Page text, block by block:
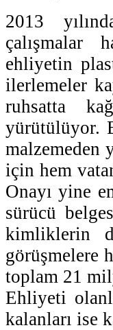
2013
çalışmalar
ehliyetin
ilerlemeler
ruhsatta
yürütülüyor.
malzemeden
için hem
Onayı yine
sürücü
kimliklerin
görüşmelere
toplam 21
Ehliyeti
kalanları ise